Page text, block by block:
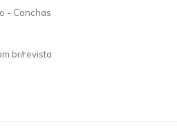
- Conchas
revista